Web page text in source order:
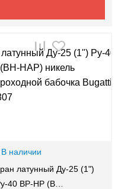
В наличии
латунный Ду-25 (1")
40 ВР-НР (В…